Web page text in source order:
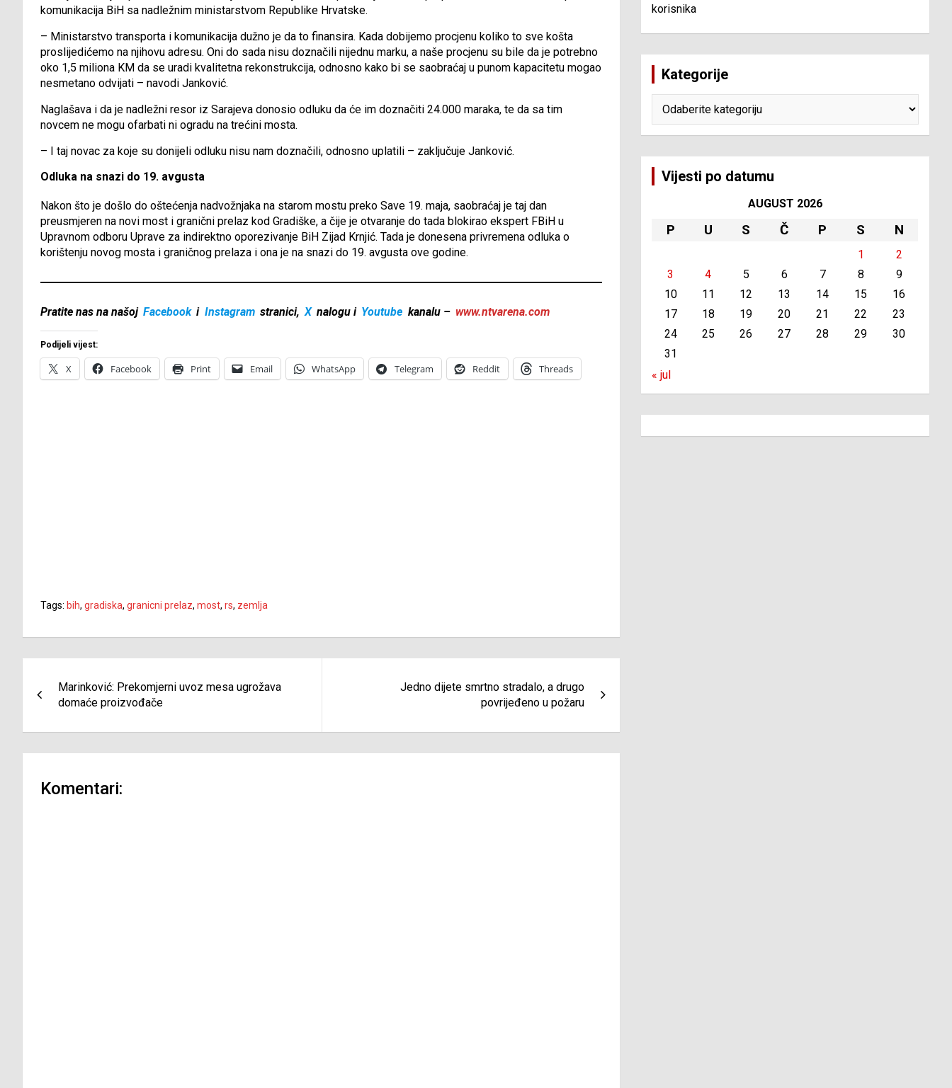
komunikacija BiH sa nadležnim ministarstvom Republike Hrvatske.
– Ministarstvo transporta i komunikacija dužno je da to finansira. Kada dobijemo procjenu koliko to sve košta
proslijedićemo na njihovu adresu. Oni do sada nisu doznačili nijednu marku, a naše procjenu su bile da je potrebno
oko 1,5 miliona KM da se uradi kvalitetna rekonstrukcija, odnosno kako bi se saobraćaj u punom kapacitetu mogao
nesmetano odvijati – navodi Janković.
Naglašava i da je nadležni resor iz Sarajeva donosio odluku da će im doznačiti 24.000 maraka, te da sa tim
novcem ne mogu ofarbati ni ogradu na trećini mosta.
– I taj novac za koje su donijeli odluku nisu nam doznačili, odnosno uplatili – zaključuje Janković.
Odluka na snazi do 19. avgusta
Nakon što je došlo do oštećenja nadvožnjaka na starom mostu preko Save 19. maja, saobraćaj je taj dan
preusmjeren na novi most i granični prelaz kod Gradiške, a čije je otvaranje do tada blokirao ekspert FBiH u
Upravnom odboru Uprave za indirektno oporezivanje BiH Zijad Krnjić. Tada je donesena privremena odluka o
korištenju novog mosta i graničnog prelaza i ona je na snazi do 19. avgusta ove godine.
Pratite nas na našoj Facebook i Instagram stranici, X nalogu i Youtube kanalu – www.ntvarena.com
Podijeli vijest:
X Facebook Print Email WhatsApp Telegram Reddit Threads
Tags: bih, gradiska, granicni prelaz, most, rs, zemlja
članaka
Marinković: Prekomjerni uvoz mesa ugrožava
domaće proizvođače
Jedno dijete smrtno stradalo, a drugo
povrijeđeno u požaru
Komentari:
korisnika
Kategorije
Vijesti po datumu
AUGUST 2026
P U S Č P S N
1
2
3
4 5 6 7 8
9
10
11 12 13 14 15
16
17
18 19 20 21 22
23
24
25 26 27 28 29
30
31
« jul